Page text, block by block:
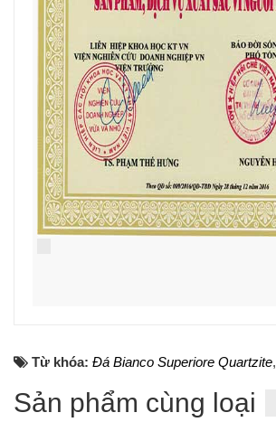
Từ khóa: Đá Bianco Superiore Quartzite,
Sản phẩm cùng loại